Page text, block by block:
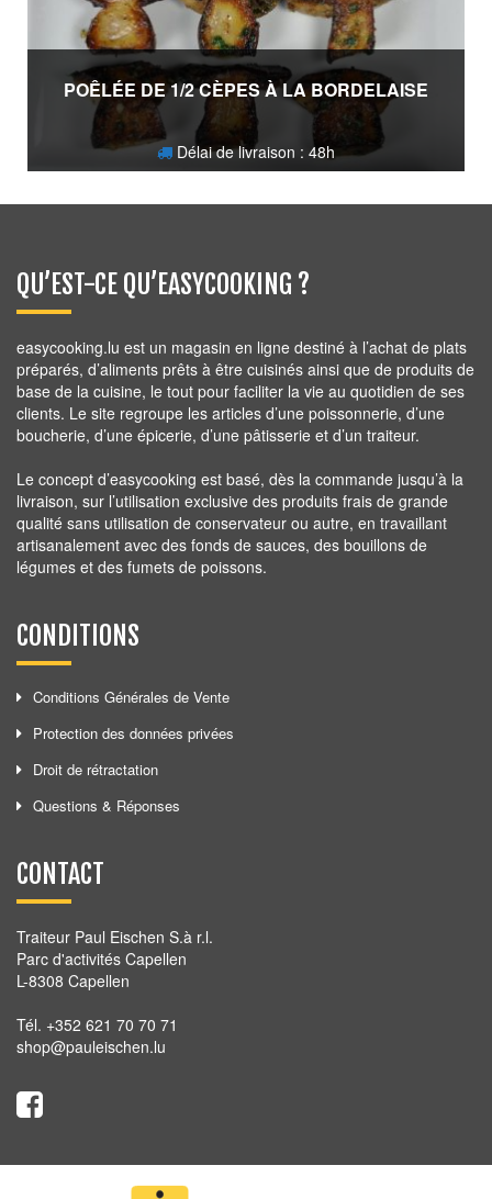
POÊLÉE DE 1/2 CÈPES À LA BORDELAISE
Délai de livraison : 48h
QU’EST-CE QU’EASYCOOKING ?
easycooking.lu est un magasin en ligne destiné à l’achat de plats
préparés, d’aliments prêts à être cuisinés ainsi que de produits de
base de la cuisine, le tout pour faciliter la vie au quotidien de ses
clients. Le site regroupe les articles d’une poissonnerie, d’une
boucherie, d’une épicerie, d’une pâtisserie et d’un traiteur.
Le concept d’easycooking est basé, dès la commande jusqu’à la
livraison, sur l’utilisation exclusive des produits frais de grande
qualité sans utilisation de conservateur ou autre, en travaillant
artisanalement avec des fonds de sauces, des bouillons de
légumes et des fumets de poissons.
CONDITIONS
Conditions Générales de Vente
Protection des données privées
Droit de rétractation
Questions & Réponses
CONTACT
Traiteur Paul Eischen S.à r.l.
Parc d'activités Capellen
L-8308 Capellen
Tél. +352 621 70 70 71
shop@pauleischen.lu